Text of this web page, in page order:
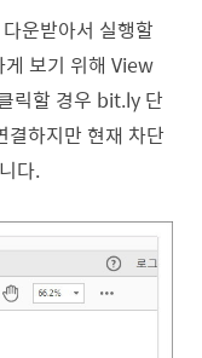
운받아서 실행할
게 보기 위해 View
릭할 경우 bit.ly 단
하지만 현재 차단
다.